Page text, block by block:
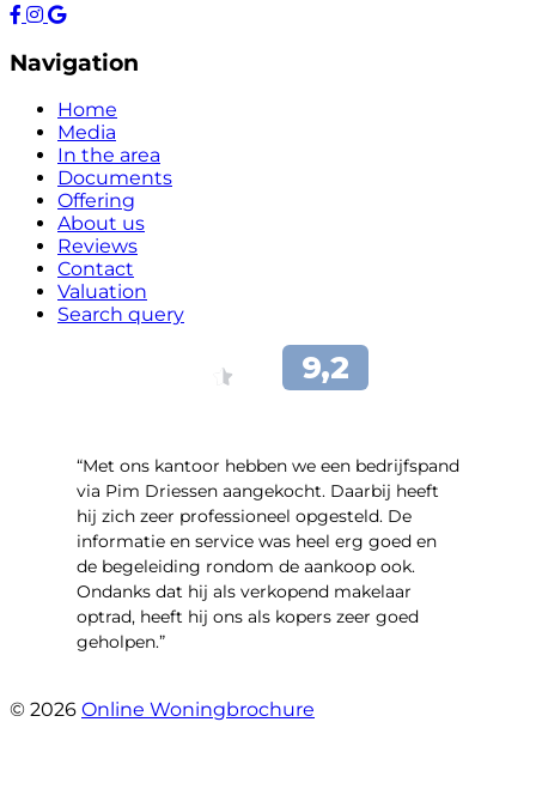
Navigation
Home
Media
In the area
Documents
Offering
About us
Reviews
Contact
Valuation
Search query
“Met ons kantoor hebben we een bedrijfspand
via Pim Driessen aangekocht. Daarbij heeft
hij zich zeer professioneel opgesteld. De
informatie en service was heel erg goed en
de begeleiding rondom de aankoop ook.
Ondanks dat hij als verkopend makelaar
optrad, heeft hij ons als kopers zeer goed
geholpen.”
© 2026 Online Woningbrochure